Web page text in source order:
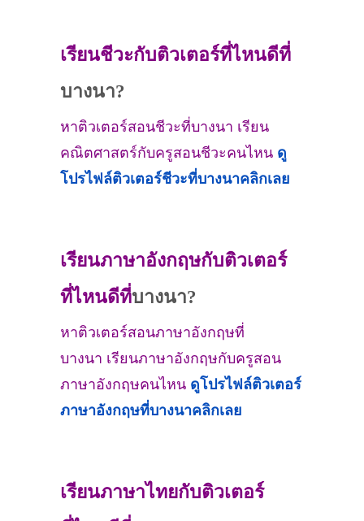
เรียนชีวะกับติวเตอร์ที่ไหนดีที่
บางนา?
หาติวเตอร์สอนชีวะที่บางนา เรียน
คณิตศาสตร์กับครูสอนชีวะคนไหน ดู
โปรไฟล์ติวเตอร์ชีวะที่บางนาคลิกเลย
เรียนภาษาอังกฤษกับติวเตอร์
ที่ไหนดีที่บางนา?
หาติวเตอร์สอนภาษาอังกฤษที่
บางนา เรียนภาษาอังกฤษกับครูสอน
ภาษาอังกฤษคนไหน ดูโปรไฟล์ติวเตอร์
ภาษาอังกฤษที่บางนาคลิกเลย
เรียนภาษาไทยกับติวเตอร์